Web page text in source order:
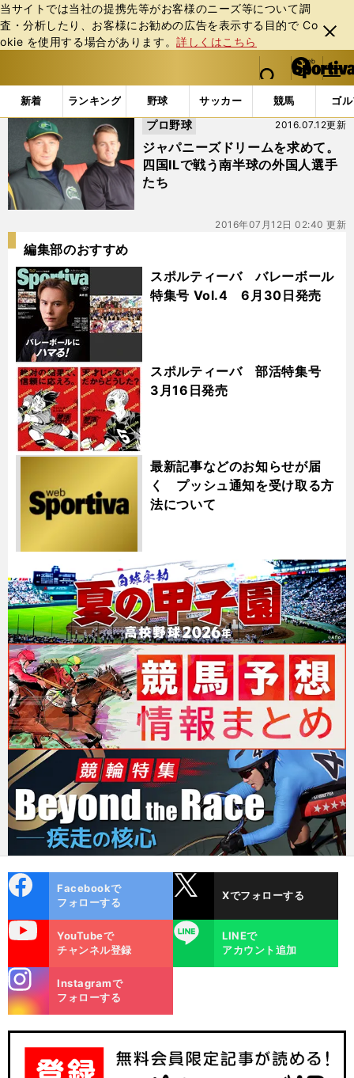
当サイトでは当社の提携先等がお客様のニーズ等について調
査・分析したり、お客様にお勧めの広告を表⽰する⽬的で Co
okie を使⽤する場合があります。詳しくはこちら
閉じ
る
web Sportiva (webスポルティーバ)
検索
マイペ
ー
ジ
メニュ
新着 ランキング 野球 サッカー 競馬 ゴ
b
ス
ル
テ
ィ
ー
バ
「#チェンバース」の最新ニュース・ 情報
ジャパニーズドリームを求めて。
四国ILで戦う南半球の外国人選手
たち
2016.07.12更新
プロ野球
2016年07月12日 02:40 更新
編集部のおすすめ
スポルティーバ バレーボール
特集号 Vol.4 6月30日発売
スポルティーバ 部活特集号
3月16日発売
最新記事などのお知らせが届
く プッシュ通知を受け取る方
法について
ok
Facebookで
フォローする
Xでフォローする
YouTubeで
チャンネル登録
LINE
LINEで
アカウント追加
m
Instagramで
フォローする